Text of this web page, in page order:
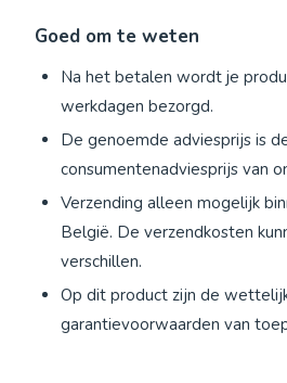
Goed om te weten
Na het betalen wordt je
werkdagen bezorgd.
De genoemde adviesprijs is
consumentenadviesprijs van
Verzending alleen mogelijk
België. De verzendkosten
verschillen.
Op dit product zijn de
garantievoorwaarden van